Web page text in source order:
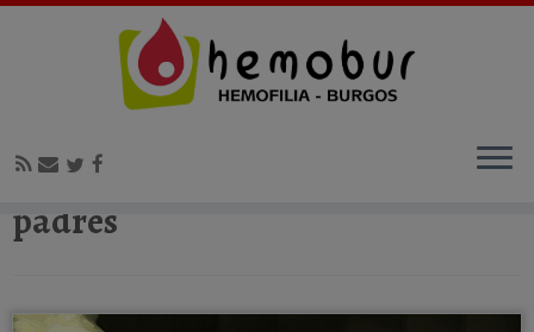
Inicio » padres
padres